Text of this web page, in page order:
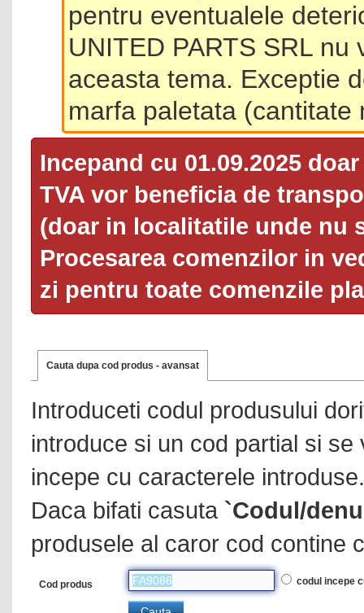
pentru eventualele
UNITED PARTS SRL
aceasta tema. Exceptie
marfa paletata (cantitate
Incepand cu 01.09.2025
TVA vor beneficia de
(doar in localitatile unde nu
Procesarea comenzilor in
zi pentru toate comenzile
Cauta dupa cod produs - avansat
Introduceti codul produsului
introduce si un cod partial si
incepe cu caracterele introduse.
Daca bifati casuta `Codul/
produsele al caror cod contine
Cod produs codul incepe